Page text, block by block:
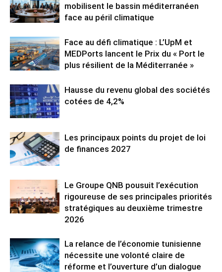
mobilisent le bassin méditerranéen
face au péril climatique
Face au défi climatique : L’UpM et
MEDPorts lancent le Prix du « Port le
plus résilient de la Méditerranée »
Hausse du revenu global des sociétés
cotées de 4,2%
Les principaux points du projet de loi
de finances 2027
Le Groupe QNB pousuit l’exécution
rigoureuse de ses principales priorités
stratégiques au deuxième trimestre
2026
La relance de l’économie tunisienne
nécessite une volonté claire de
réforme et l’ouverture d’un dialogue